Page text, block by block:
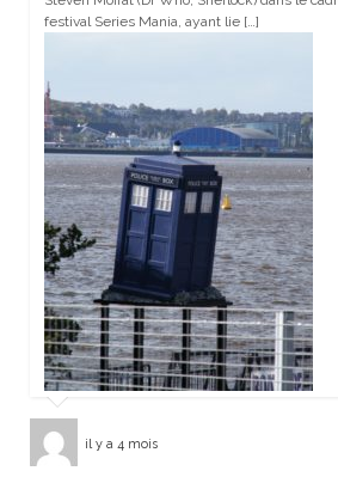
festival Series Mania, ayant lie […]
il y a 4 mois